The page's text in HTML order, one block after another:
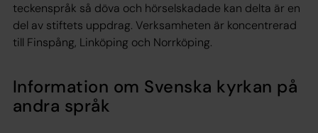
teckenspråk så döva och hörselskadade kan delta är en
del av stiftets uppdrag. Verksamheten är koncentrerad
till Finspång, Linköping och Norrköping.
Information om Svenska kyrkan på
andra språk